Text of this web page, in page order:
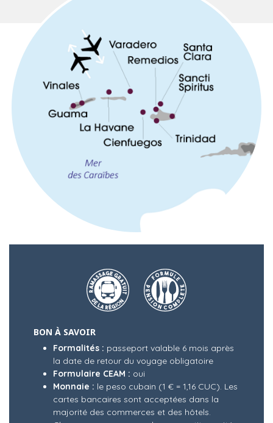
BON À SAVOIR
Formalités : passeport valable 6 mois après
la date de retour du voyage obligatoire
Formulaire CEAM : oui
Monnaie : le peso cubain (1 € = 1,16 CUC). Les
cartes bancaires sont acceptées dans la
majorité des commerces et des hôtels.